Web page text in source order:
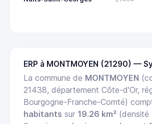
ERP à MONTMOYEN (21290) —
La commune de MONTMOYEN
21438, département Côte-d'Or,
Bourgogne-Franche-Comté)
habitants sur 19.26 km² (densité